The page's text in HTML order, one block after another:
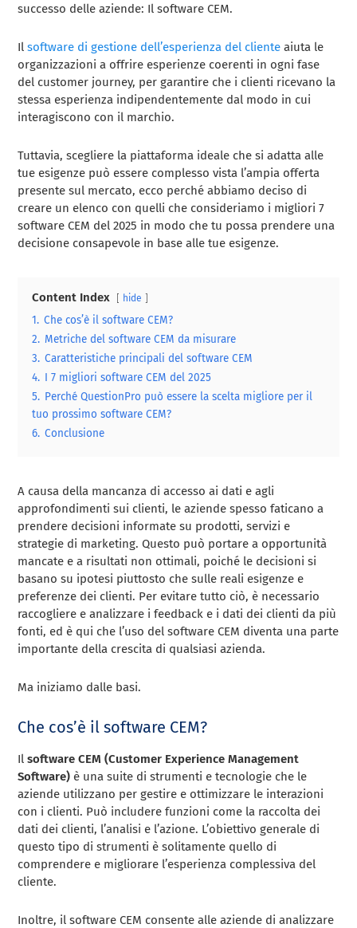
successo delle aziende: Il software CEM.
Ilsoftware di gestione dell’esperienza del cliente aiuta le
organizzazioni a offrire esperienze coerenti in ogni fase
del customer journey, per garantire che i clienti ricevano la
stessa esperienza indipendentemente dal modo in cui
interagiscono con il marchio.
Tuttavia, scegliere la piattaforma ideale che si adatta alle
tue esigenze può essere complesso vista l’ampia offerta
presente sul mercato, ecco perché abbiamo deciso di
creare un elenco con quelli che consideriamo i migliori 7
software CEM del 2025 in modo che tu possa prendere una
decisione consapevole in base alle tue esigenze.
Content Index hide
1. Che cos’è il software CEM?
2. Metriche del software CEM da misurare
3. Caratteristiche principali del software CEM
4. I 7 migliori software CEM del 2025
5. Perché QuestionPro può essere la scelta migliore per il
tuo prossimo software CEM?
6. Conclusione
A causa della mancanza di accesso ai dati e agli
approfondimenti sui clienti, le aziende spesso faticano a
prendere decisioni informate su prodotti, servizi e
strategie di marketing. Questo può portare a opportunità
mancate e a risultati non ottimali, poiché le decisioni si
basano su ipotesi piuttosto che sulle reali esigenze e
preferenze dei clienti. Per evitare tutto ciò, è necessario
raccogliere e analizzare i feedback e i dati dei clienti da più
fonti, ed è qui che l’uso del software CEM diventa una parte
importante della crescita di qualsiasi azienda.
Ma iniziamo dalle basi.
Che cos’è il software CEM?
Ilsoftware CEM (Customer Experience Management
Software) è una suite di strumenti e tecnologie che le
aziende utilizzano per gestire e ottimizzare le interazioni
con i clienti. Può includere funzioni come la raccolta dei
dati dei clienti, l’analisi e l’azione. L’obiettivo generale di
questo tipo di strumenti è solitamente quello di
comprendere e migliorare l’esperienza complessiva del
cliente.
Inoltre, il software CEM consente alle aziende di analizzare